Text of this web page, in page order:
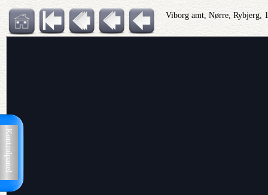
Kontrolpanel
Viborg amt, Nørre, Rybjerg,